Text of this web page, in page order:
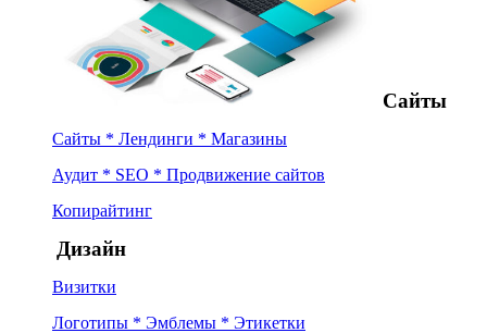
Сайты
Сайты * Лендинги * Магазины
Аудит * SEO * Продвижение сайтов
Копирайтинг
Дизайн
Визитки
Логотипы * Эмблемы * Этикетки